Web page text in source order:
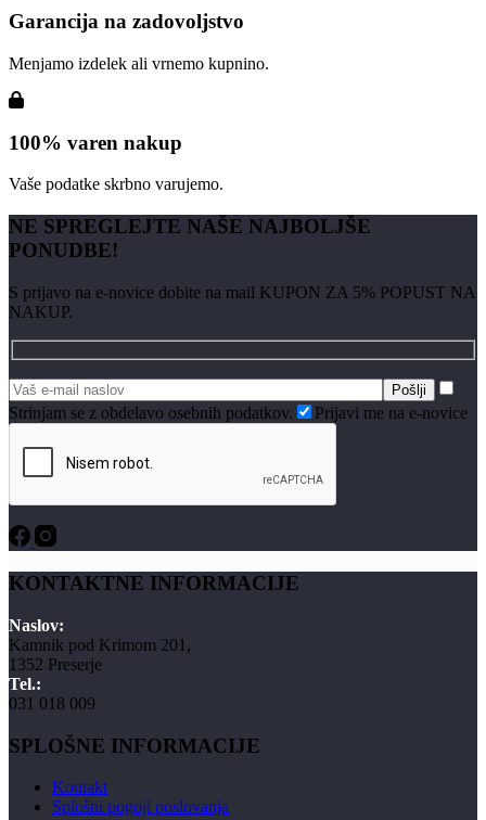
Garancija na zadovoljstvo
Menjamo izdelek ali vrnemo kupnino.
100% varen nakup
Vaše podatke skrbno varujemo.
NE SPREGLEJTE NAŠE NAJBOLJŠE
PONUDBE!
S prijavo na e-novice dobite na mail KUPON ZA 5% POPUST NA
NAKUP.
Strinjam se z obdelavo osebnih podatkov. Prijavi me na e-novice
KONTAKTNE INFORMACIJE
Naslov:
Kamnik pod Krimom 201,
1352 Preserje
Tel.:
031 018 009
SPLOŠNE INFORMACIJE
Kontakt
Splošni pogoji poslovanja